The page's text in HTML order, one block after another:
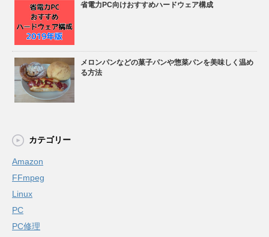
省電力PC向けおすすめハードウェア構成
メロンパンなどの菓子パンや惣菜パンを美味しく温め
る方法
カテゴリー
Amazon
FFmpeg
Linux
PC
PC修理